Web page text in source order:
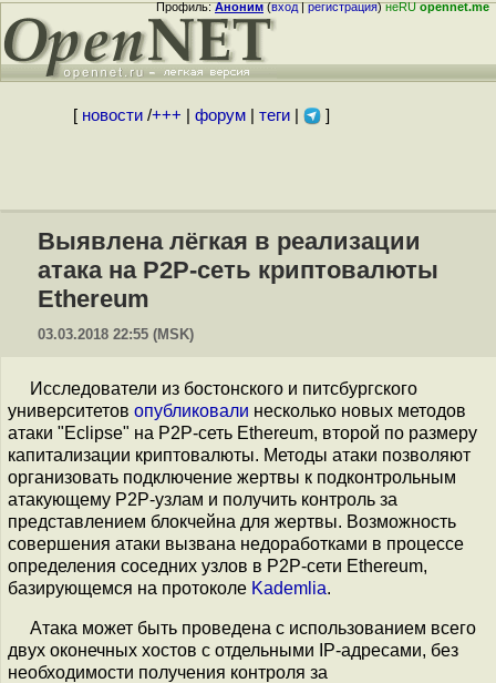
Профиль:Аноним(вход|регистрация)неRUopennet.me
[ новости/+++ форум| теги| ]
Выявлена лёгкая в реализации
атака на P2P-сеть криптовалюты
Ethereum
03.03.2018 22:55 (MSK)
Исследователи из бостонского и питсбургского
университетов опубликовали несколько новых методов
атаки "Eclipse" на P2P-сеть Ethereum, второй по размеру
капитализации криптовалюты. Методы атаки позволяют
организовать подключение жертвы к подконтрольным
атакующему P2P-узлам и получить контроль за
представлением блокчейна для жертвы. Возможность
совершения атаки вызвана недоработками в процессе
определения соседних узлов в P2P-сети Ethereum,
базирующемся на протоколе Kademlia.
Атака может быть проведена с использованием всего
двух оконечных хостов с отдельными IP-адресами, без
необходимости получения контроля за